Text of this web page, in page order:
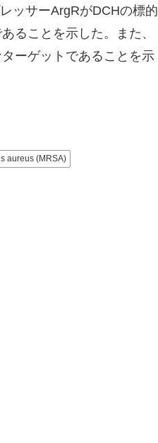
ッサーArgRがDCHの標的
ることを示した。また、
ーゲットであることを示
aureus (MRSA)